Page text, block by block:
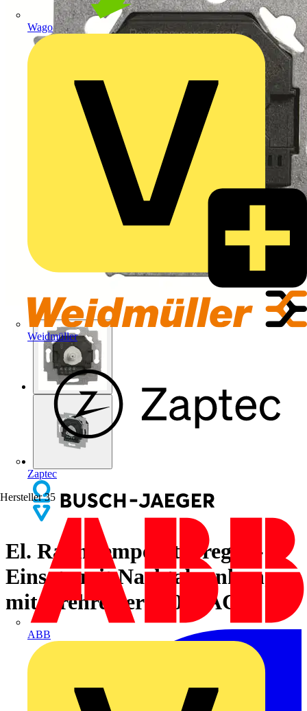
Wago
Weidmüller
Zaptec
Hersteller 35
ABB
El. Raumtemperaturregler-
Einsatz mit Nachtabsenkung,
mit Drehregler 230 V AC